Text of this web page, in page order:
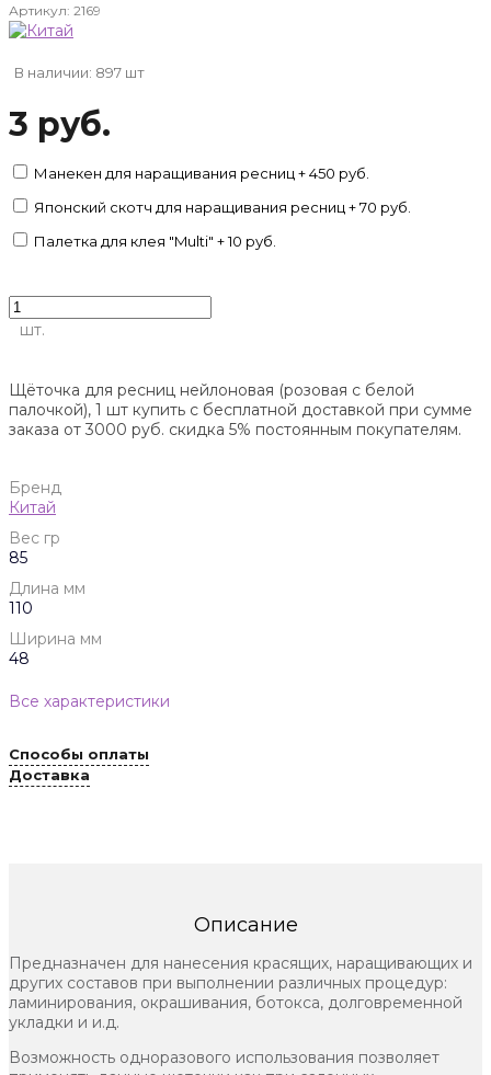
Артикул: 2169
В наличии: 897 шт
3 руб.
Манекен для наращивания ресниц + 450 руб.
Японский скотч для наращивания ресниц + 70 руб.
Палетка для клея "Multi" + 10 руб.
шт.
Щёточка для ресниц нейлоновая (розовая с белой
палочкой), 1 шт купить с бесплатной доставкой при сумме
заказа от 3000 руб. скидка 5% постоянным покупателям.
Бренд
Китай
Вес гр
85
Длина мм
110
Ширина мм
48
Все характеристики
Способы оплаты
Доставка
Описание
Предназначен для нанесения красящих, наращивающих и
других составов при выполнении различных процедур:
ламинирования, окрашивания, ботокса, долговременной
укладки и и.д.
Возможность одноразового использования позволяет